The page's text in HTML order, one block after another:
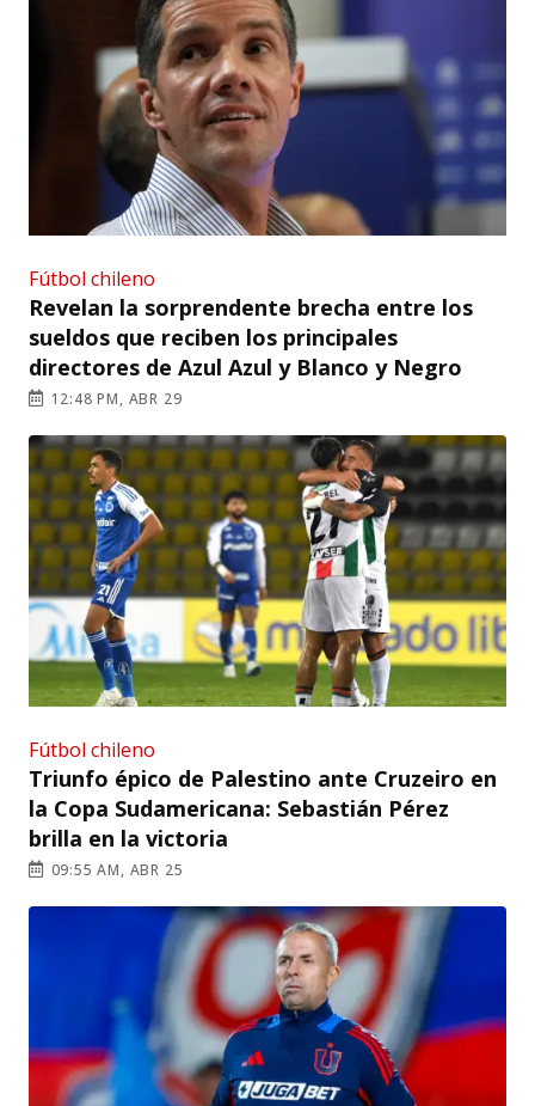
Fútbol chileno
Revelan la sorprendente brecha entre los
sueldos que reciben los principales
directores de Azul Azul y Blanco y Negro
12:48 PM, ABR 29
Fútbol chileno
Triunfo épico de Palestino ante Cruzeiro en
la Copa Sudamericana: Sebastián Pérez
brilla en la victoria
09:55 AM, ABR 25